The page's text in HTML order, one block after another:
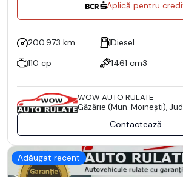
Aplică pentru
200.973 km Diesel
110 cp
1461 cm3
WOW AUTO RULATE
Găzărie (Mun. Moineşti),
Contactează
Adăugat recent